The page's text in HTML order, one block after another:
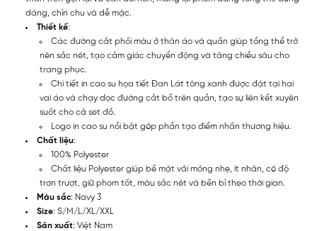
dáng, chỉn chu và dễ mặc.
Thiết kế:
Các đường cắt phối màu ở thân áo và quần giúp tổng thể trở
nên sắc nét, tạo cảm giác chuyển động và tăng chiều sâu cho
trang phục.
Chi tiết in cao su họa tiết Đan Lát tông xanh được đặt tại hai
vai áo và chạy dọc đường cắt bổ trên quần, tạo sự liên kết xuyên
suốt cho cả set đồ.
Logo in cao su nổi bật góp phần tạo điểm nhấn thương hiệu.
Chất liệu:
100% Polyester
Chất liệu Polyester giúp bề mặt vải mỏng nhẹ, ít nhăn, có độ
trơn trượt, giữ phom tốt, màu sắc nét và bền bỉ theo thời gian.
Màu sắc: Navy 3
Size: S/M/L/XL/XXL
Sản xuất: Việt Nam